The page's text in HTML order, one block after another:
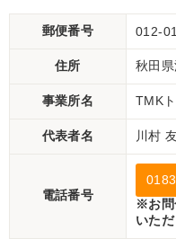
郵便番号 012-
住所 秋田
事業所名 TMK
代表者名 川村
電話番号
※お問
いた